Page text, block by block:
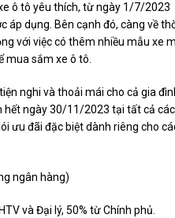
ô tô yêu thích, từ ngày 1/7/2023
áp dụng. Bên cạnh đó, càng về
với việc có thêm nhiều mẫu xe
mua sắm xe ô tô.
nghi và thoải mái cho cả gia
hết ngày 30/11/2023 tại tất cả các
ưu đãi đặc biệt dành riêng cho
ngân hàng)
và Đại lý, 50% từ Chính phủ.